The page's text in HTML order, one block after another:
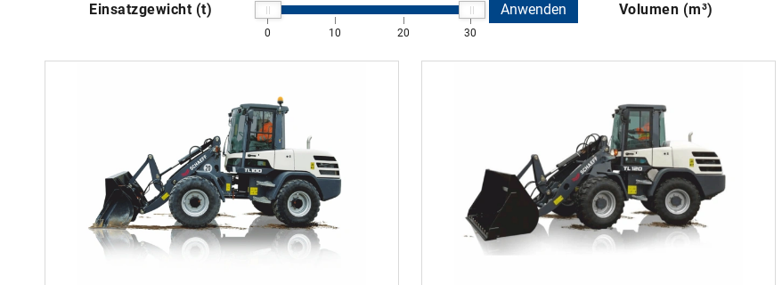
Einsatzgewicht (t)
0 10 20 30
Anwenden Volumen (m³)